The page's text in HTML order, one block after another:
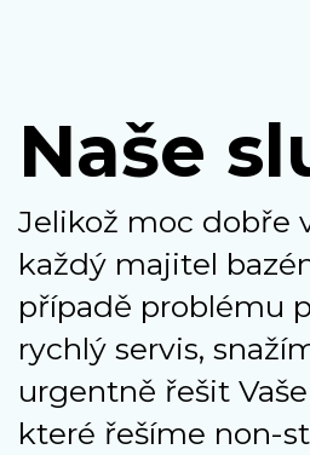
Naše
Jelikož moc dobře
každý majitel
případě problému
rychlý servis,
urgentně řešit
které řešíme non-